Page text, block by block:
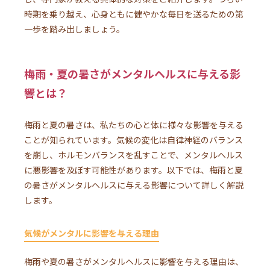
時期を乗り越え、心身ともに健やかな毎日を送るための第
一歩を踏み出しましょう。
梅雨・夏の暑さがメンタルヘルスに与える影
響とは？
梅雨と夏の暑さは、私たちの心と体に様々な影響を与える
ことが知られています。気候の変化は自律神経のバランス
を崩し、ホルモンバランスを乱すことで、メンタルヘルス
に悪影響を及ぼす可能性があります。以下では、梅雨と夏
の暑さがメンタルヘルスに与える影響について詳しく解説
します。
気候がメンタルに影響を与える理由
梅雨や夏の暑さがメンタルヘルスに影響を与える理由は、